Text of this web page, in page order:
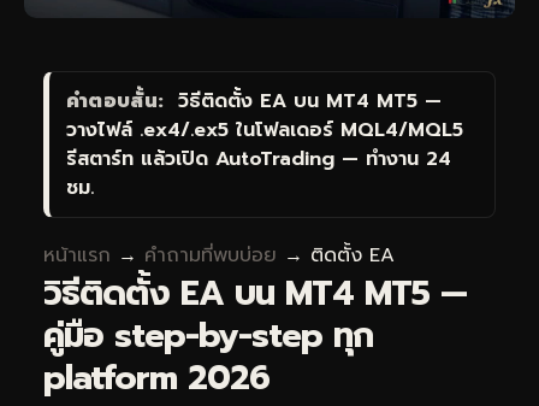
คำตอบสั้น: วิธีติดตั้ง EA บน MT4 MT5 —
วางไฟล์ .ex4/.ex5 ในโฟลเดอร์ MQL4/MQL5
รีสตาร์ท แล้วเปิด AutoTrading — ทำงาน 24
ชม.
หน้าแรก → คำถามที่พบบ่อย → ติดตั้ง EA
วิธีติดตั้ง EA บน MT4 MT5 —
คู่มือ step-by-step ทุก
platform 2026